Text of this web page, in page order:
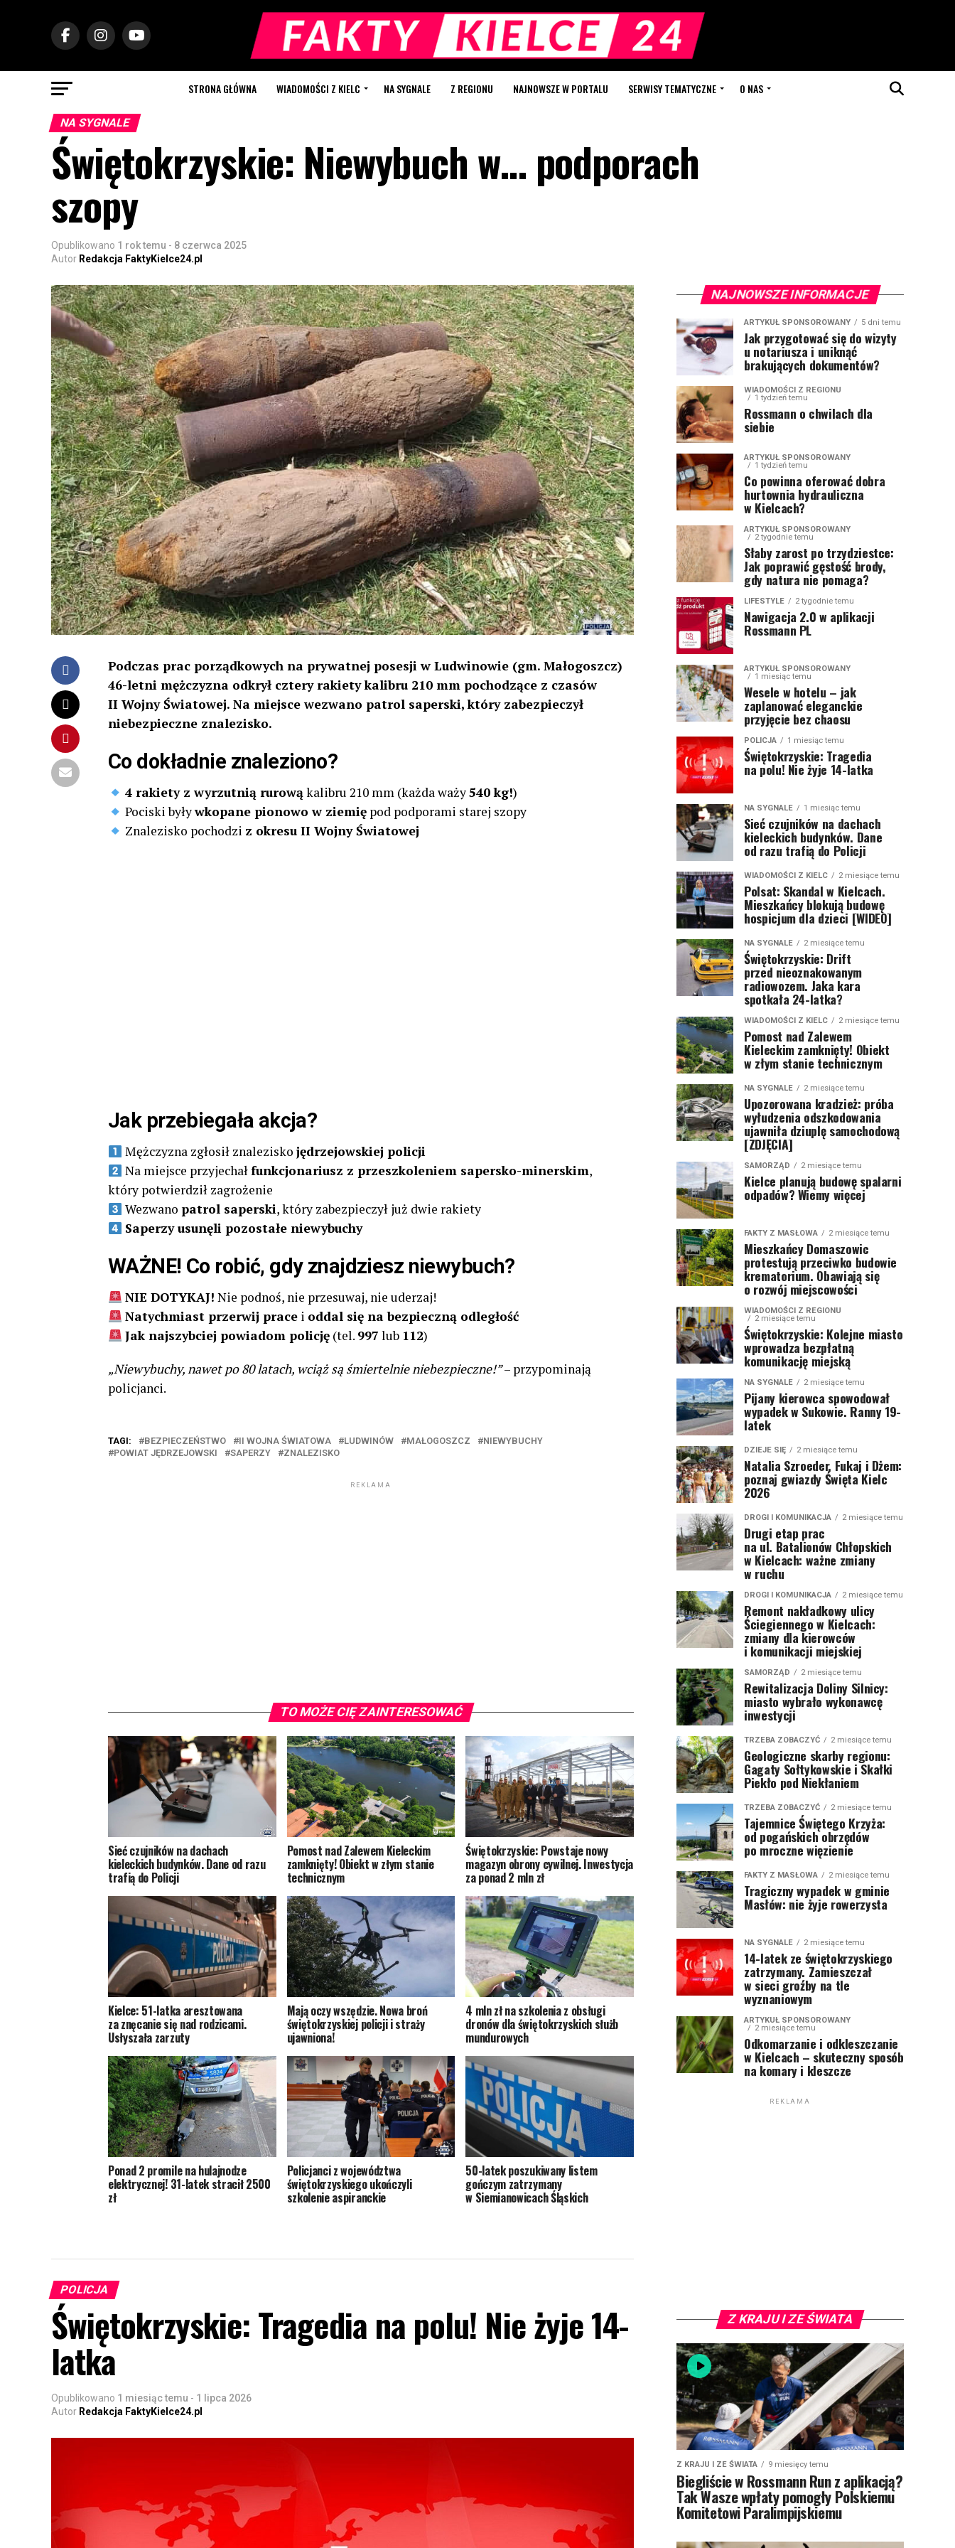
STRONA GŁÓWNA WIADOMOŚCI Z KIELC NA SYGNALE Z REGIONU NAJNOWSZE W PORTALU SERWISY TEMATYCZNE O NAS
NA SYGNALE
Świętokrzyskie: Niewybuch w… podporach
szopy
Opublikowano 1 rok temu - 8 czerwca 2025
Autor Redakcja FaktyKielce24.pl
Podczas prac porządkowych na prywatnej posesji w Ludwinowie (gm. Małogoszcz)
46-letni mężczyzna odkrył cztery rakiety kalibru 210 mm pochodzące z czasów
II Wojny Światowej. Na miejsce wezwano patrol saperski, który zabezpieczył
niebezpieczne znalezisko.
Co dokładnie znaleziono?
4 rakiety z wyrzutnią rurowąkalibru 210 mm (każda waży540 kg!)
Pociski byływkopane pionowo w ziemię pod podporami starej szopy
Znalezisko pochodzi z okresu II Wojny Światowej
Jak przebiegała akcja?
Mężczyzna zgłosił znaleziskojędrzejowskiej policji
Na miejsce przyjechałfunkcjonariusz z przeszkoleniem sapersko-minerskim,
który potwierdził zagrożenie
Wezwano patrol saperski, który zabezpieczył już dwie rakiety
Saperzy usunęli pozostałe niewybuchy
WAŻNE! Co robić, gdy znajdziesz niewybuch?
NIE DOTYKAJ! Nie podnoś, nie przesuwaj, nie uderzaj!
Natychmiast przerwij prace i oddal się na bezpieczną odległość
Jak najszybciej powiadom policję (tel. 997 lub 112)
„Niewybuchy, nawet po 80 latach, wciąż są śmiertelnie niebezpieczne!”– przypominają
policjanci.
TAGI: BEZPIECZEŃSTWO II WOJNA ŚWIATOWA LUDWINÓW MAŁOGOSZCZ
NIEWYBUCHY
POWIAT JĘDRZEJOWSKI
SAPERZY ZNALEZISKO
REKLAMA
TO MOŻE CIĘ ZAINTERESOWAĆ
Sieć czujników na dachach
kieleckich budynków. Dane od razu
trafią do Policji
Pomost nad Zalewem Kieleckim
zamknięty! Obiekt w złym stanie
technicznym
Świętokrzyskie: Powstaje nowy
magazyn obrony cywilnej. Inwestycja
za ponad 2 mln zł
Kielce: 51-latka aresztowana
za znęcanie się nad rodzicami.
Usłyszała zarzuty
Mają oczy wszędzie. Nowa broń
świętokrzyskiej policji i straży
ujawniona!
4 mln zł na szkolenia z obsługi
dronów dla świętokrzyskich służb
mundurowych
Ponad 2 promile na hulajnodze
elektrycznej! 31-latek stracił 2500
zł
Policjanci z województwa
świętokrzyskiego ukończyli
szkolenie aspiranckie
50-latek poszukiwany listem
gończym zatrzymany
w Siemianowicach Śląskich
POLICJA
Świętokrzyskie: Tragedia na polu! Nie żyje 14-
latka
Opublikowano 1 miesiąc temu - 1 lipca 2026
Autor Redakcja FaktyKielce24.pl
NAJNOWSZE INFORMACJE
ARTYKUŁ SPONSOROWANY 5 dni temu
Jak przygotować się do wizyty
u notariusza i uniknąć
brakujących dokumentów?
WIADOMOŚCI Z REGIONU
1 tydzień temu
Rossmann o chwilach dla
siebie
ARTYKUŁ SPONSOROWANY
1 tydzień temu
Co powinna oferować dobra
hurtownia hydrauliczna
w Kielcach?
ARTYKUŁ SPONSOROWANY
2 tygodnie temu
Słaby zarost po trzydziestce:
Jak poprawić gęstość brody,
gdy natura nie pomaga?
LIFESTYLE 2 tygodnie temu
Nawigacja 2.0 w aplikacji
Rossmann PL
ARTYKUŁ SPONSOROWANY
1 miesiąc temu
Wesele w hotelu – jak
zaplanować eleganckie
przyjęcie bez chaosu
POLICJA 1 miesiąc temu
Świętokrzyskie: Tragedia
na polu! Nie żyje 14-latka
NA SYGNALE 1 miesiąc temu
Sieć czujników na dachach
kieleckich budynków. Dane
od razu trafią do Policji
WIADOMOŚCI Z KIELC 2 miesiące temu
Polsat: Skandal w Kielcach.
Mieszkańcy blokują budowę
hospicjum dla dzieci [WIDEO]
NA SYGNALE 2 miesiące temu
Świętokrzyskie: Drift
przed nieoznakowanym
radiowozem. Jaka kara
spotkała 24-latka?
WIADOMOŚCI Z KIELC 2 miesiące temu
Pomost nad Zalewem
Kieleckim zamknięty! Obiekt
w złym stanie technicznym
NA SYGNALE 2 miesiące temu
Upozorowana kradzież: próba
wyłudzenia odszkodowania
ujawniła dziuplę samochodową
[ZDJĘCIA]
SAMORZĄD 2 miesiące temu
Kielce planują budowę spalarni
odpadów? Wiemy więcej
FAKTY Z MASŁOWA 2 miesiące temu
Mieszkańcy Domaszowic
protestują przeciwko budowie
krematorium. Obawiają się
o rozwój miejscowości
WIADOMOŚCI Z REGIONU
2 miesiące temu
Świętokrzyskie: Kolejne miasto
wprowadza bezpłatną
komunikację miejską
NA SYGNALE 2 miesiące temu
Pijany kierowca spowodował
wypadek w Sukowie. Ranny 19-
latek
DZIEJE SIĘ 2 miesiące temu
Natalia Szroeder, Fukaj i Dżem:
poznaj gwiazdy Święta Kielc
2026
DROGI I KOMUNIKACJA 2 miesiące temu
Drugi etap prac
na ul. Batalionów Chłopskich
w Kielcach: ważne zmiany
w ruchu
DROGI I KOMUNIKACJA 2 miesiące temu
Remont nakładkowy ulicy
Ściegiennego w Kielcach:
zmiany dla kierowców
i komunikacji miejskiej
SAMORZĄD 2 miesiące temu
Rewitalizacja Doliny Silnicy:
miasto wybrało wykonawcę
inwestycji
TRZEBA ZOBACZYĆ 2 miesiące temu
Geologiczne skarby regionu:
Gagaty Sołtykowskie i Skałki
Piekło pod Niekłaniem
TRZEBA ZOBACZYĆ 2 miesiące temu
Tajemnice Świętego Krzyża:
od pogańskich obrzędów
po mroczne więzienie
FAKTY Z MASŁOWA 2 miesiące temu
Tragiczny wypadek w gminie
Masłów: nie żyje rowerzysta
NA SYGNALE 2 miesiące temu
14-latek ze świętokrzyskiego
zatrzymany. Zamieszczał
w sieci groźby na tle
wyznaniowym
ARTYKUŁ SPONSOROWANY
2 miesiące temu
Odkomarzanie i odkleszczanie
w Kielcach – skuteczny sposób
na komary i kleszcze
REKLAMA
Z KRAJU I ZE ŚWIATA
Z KRAJU I ZE ŚWIATA 9 miesięcy temu
Biegliście w Rossmann Run z aplikacją?
Tak Wasze wpłaty pomogły Polskiemu
Komitetowi Paralimpijskiemu